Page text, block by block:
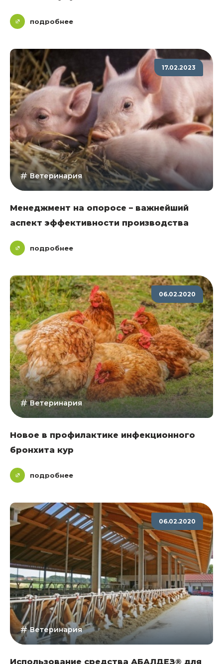
подробнее
17.02.2023
Ветеринария
Менеджмент на опоросе – важнейший
аспект эффективности производства
подробнее
06.02.2020
Ветеринария
Новое в профилактике инфекционного
бронхита кур
подробнее
06.02.2020
Ветеринария
Использование средства АБАЛДЕЗ® для